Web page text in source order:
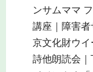
ンサムママ
講座｜障害
京文化財ウ
詩他朗読会